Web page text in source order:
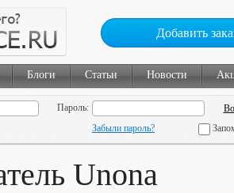
Добавить
Блоги Статьи Новости
Пароль:
Забыли пароль?
Unona